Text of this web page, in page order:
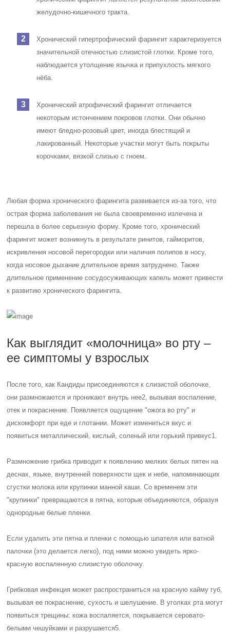
желудочно-кишечного тракта.
Хронический гипертрофический фарингит характеризуется
значительной отечностью слизистой глотки. Кроме того,
наблюдается утолщение язычка и припухлость мягкого
нёба.
Хронический атрофический фарингит отличается
некоторым истончением покровов глотки. Они обычно
имеют бледно-розовый цвет, иногда блестящий и
лакированный. Некоторые участки могут быть покрыты
корочками, вязкой слизью с гноем.
Любая форма хронического фарингита развивается из-за того, что
острая форма заболевания не была своевременно излечена и
перешла в более серьезную форму. Кроме того, хронический
фарингит может возникнуть в результате ринитов, гайморитов,
искривления носовой перегородки или наличия полипов в носу,
когда носовое дыхание длительное время затруднено. Также
длительное применение сосудосуживающих капель может привести
к развитию хронического фарингита.
Как выглядит «молочница» во рту –
ее симптомы у взрослых
После того, как Кандиды присоединяются к слизистой оболочке,
они размножаются и проникают внутрь нее2, вызывая воспаление,
отек и покраснение. Появляется ощущение "ожога во рту" и
дискомфорт при еде и глотании. Может измениться вкус и
появиться металлический, кислый, соленый или горький привкус1.
Размножение грибка приводит к появлению мелких белых пятен на
деснах, языке, внутренней поверхности щек и небе, напоминающих
сгустки молока или крупинки манной каши. Со временем эти
"крупинки" превращаются в пятна, которые объединяются, образуя
однородные белые пленки.
Если удалить эти пятна и пленки с помощью шпателя или ватной
палочки (это делается легко), под ними можно увидеть ярко-
красную воспаленную слизистую оболочку.
Грибковая инфекция может распространиться на красную кайму губ,
вызывая ее покраснение, сухость и шелушение. В уголках рта могут
появиться трещины: кожа воспаляется, покрывается серовато-
белыми чешуйками и разрушается5.